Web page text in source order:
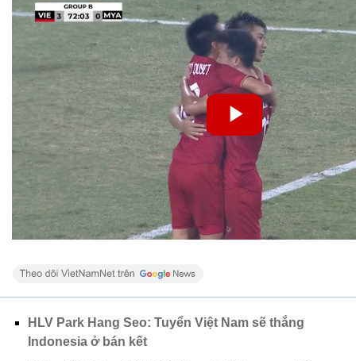
HLV Park Hang Seo: Tuyển Việt Nam sẽ thắng
Indonesia ở bán kết